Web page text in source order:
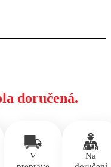
doručená.
V
Na